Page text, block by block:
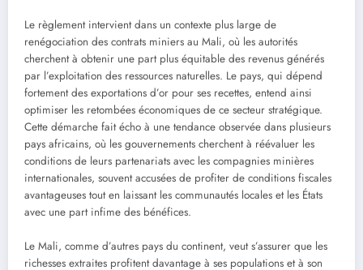
Le règlement intervient dans un contexte plus large de
renégociation des contrats miniers au Mali, où les autorités
cherchent à obtenir une part plus équitable des revenus générés
par l’exploitation des ressources naturelles. Le pays, qui dépend
fortement des exportations d’or pour ses recettes, entend ainsi
optimiser les retombées économiques de ce secteur stratégique.
Cette démarche fait écho à une tendance observée dans plusieurs
pays africains, où les gouvernements cherchent à réévaluer les
conditions de leurs partenariats avec les compagnies minières
internationales, souvent accusées de profiter de conditions fiscales
avantageuses tout en laissant les communautés locales et les États
avec une part infime des bénéfices.
Le Mali, comme d’autres pays du continent, veut s’assurer que les
richesses extraites profitent davantage à ses populations et à son